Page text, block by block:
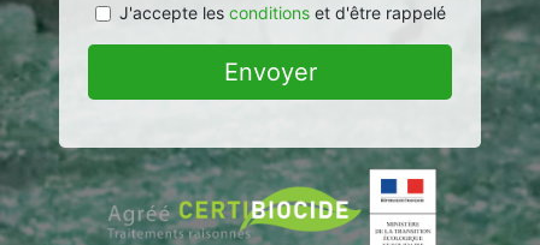
J'accepte les conditionset d'être rappelé
Envoyer